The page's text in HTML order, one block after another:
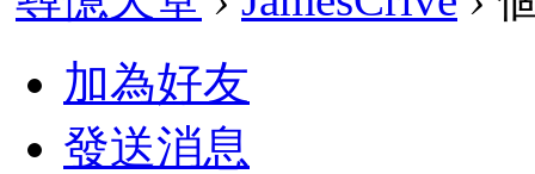
加為好友
發送消息